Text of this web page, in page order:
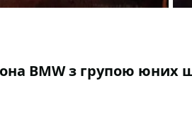
BMW з групою юних